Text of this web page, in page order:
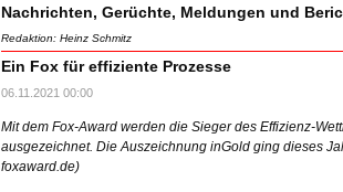
Nachrichten, Gerüchte, Meldungen und
Redaktion: Heinz Schmitz
Ein Fox für effiziente Prozesse
06.11.2021 00:00
Mit dem Fox-Award werden die Sieger des Effizienz-
ausgezeichnet. Die Auszeichnung inGold ging dieses
foxaward.de)